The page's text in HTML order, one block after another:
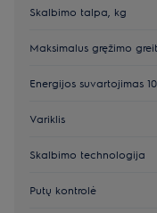
Skalbimo talpa, kg
Maksimalus gręžimo
Energijos suvartojimas
Variklis
Skalbimo technologija
Putų kontrolė